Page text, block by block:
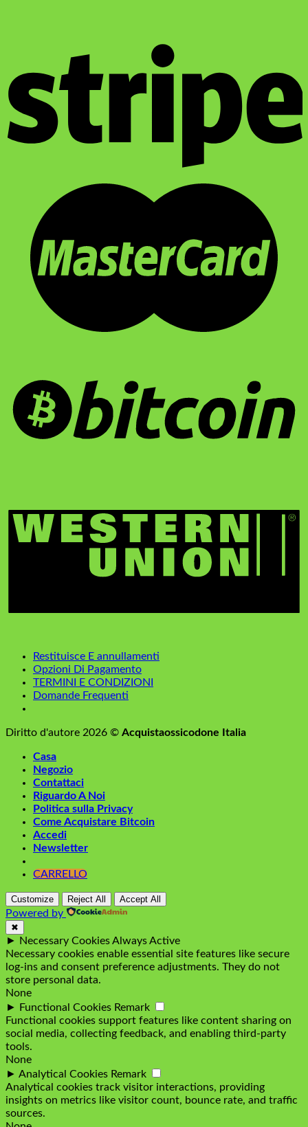
Restituisce E annullamenti
Opzioni Di Pagamento
TERMINI E CONDIZIONI
Domande Frequenti
Diritto d'autore 2026 © Acquistaossicodone Italia
Casa
Negozio
Contattaci
Riguardo A Noi
Politica sulla Privacy
Come Acquistare Bitcoin
Accedi
Newsletter
CARRELLO
Customize Reject All Accept All
Powered by
✖
► Necessary CookiesAlways Active
Necessary cookies enable essential site features like secure
log-ins and consent preference adjustments. They do not
store personal data.
None
►
Functional Cookies Remark
Functional cookies support features like content sharing on
social media, collecting feedback, and enabling third-party
tools.
None
► Analytical Cookies Remark
Analytical cookies track visitor interactions, providing
insights on metrics like visitor count, bounce rate, and traffic
sources.